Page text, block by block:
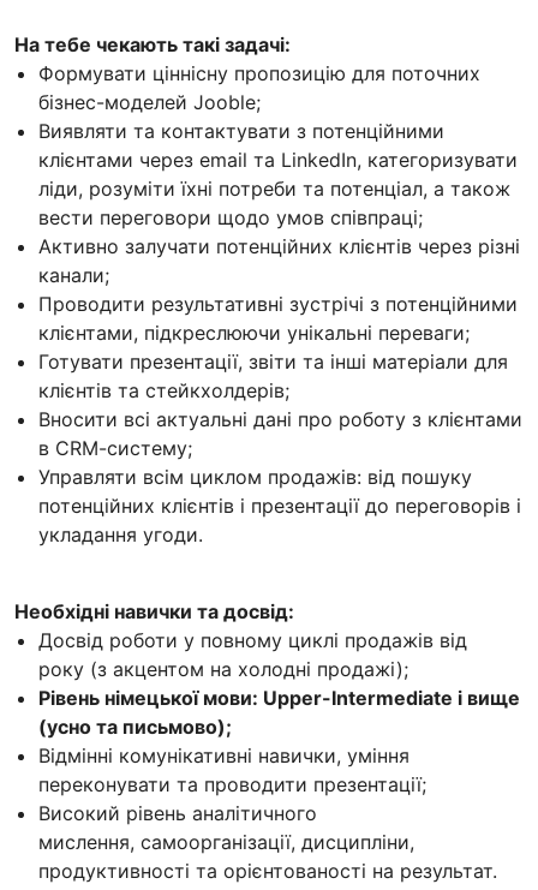
На тебе чекають такі задачі:
Формувати ціннісну пропозицію для поточних
бізнес-моделей Jooble;
Виявляти та контактувати з потенційними
клієнтами через email та LinkedIn, категоризувати
ліди, розуміти їхні потреби та потенціал, а також
вести переговори щодо умов співпраці;
Активно залучати потенційних клієнтів через різні
канали;
Проводити результативні зустрічі з потенційними
клієнтами, підкреслюючи унікальні переваги;
Готувати презентації, звіти та інші матеріали для
клієнтів та стейкхолдерів;
Вносити всі актуальні дані про роботу з клієнтами
в СRМ-систему;
Управляти всім циклом продажів: від пошуку
потенційних клієнтів і презентації до переговорів і
укладання угоди.
Необхідні навички та досвід:
Досвід роботи у повному циклі продажів від
року (з акцентом на холодні продажі);
Рівень німецької мови: Upper-Intermediate і вище
(усно та письмово);
Відмінні комунікативні навички, уміння
переконувати та проводити презентації;
Високий рівень аналітичного
мислення, самоорганізації, дисципліни,
продуктивності та орієнтованості на результат.